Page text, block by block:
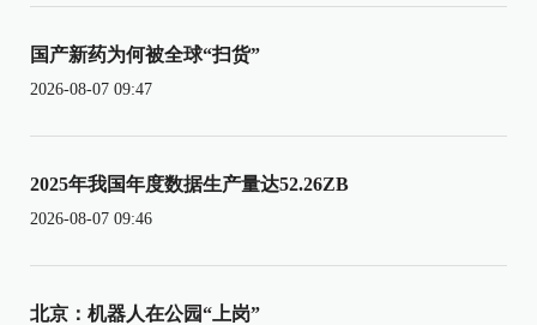
国产新药为何被全球“扫货”
2026-08-07 09:47
2025年我国年度数据生产量达52.26ZB
2026-08-07 09:46
北京：机器人在公园“上岗”